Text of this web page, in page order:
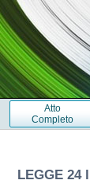
Atto
Completo
LEGGE 24